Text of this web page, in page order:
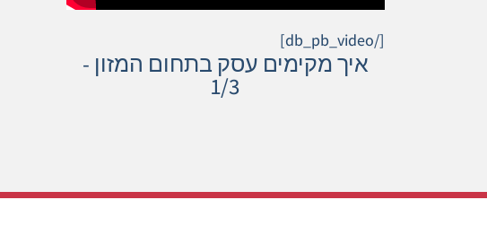
[/db_pb_video]
איך מקימים עסק בתחום המזון -
1/3